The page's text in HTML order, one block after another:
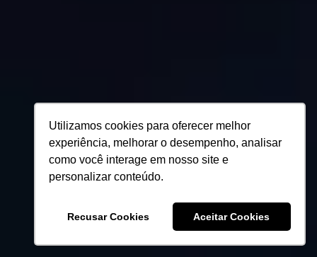
Utilizamos cookies para oferecer melhor
experiência, melhorar o desempenho, analisar
como você interage em nosso site e
personalizar conteúdo.
Recusar Cookies Aceitar Cookies